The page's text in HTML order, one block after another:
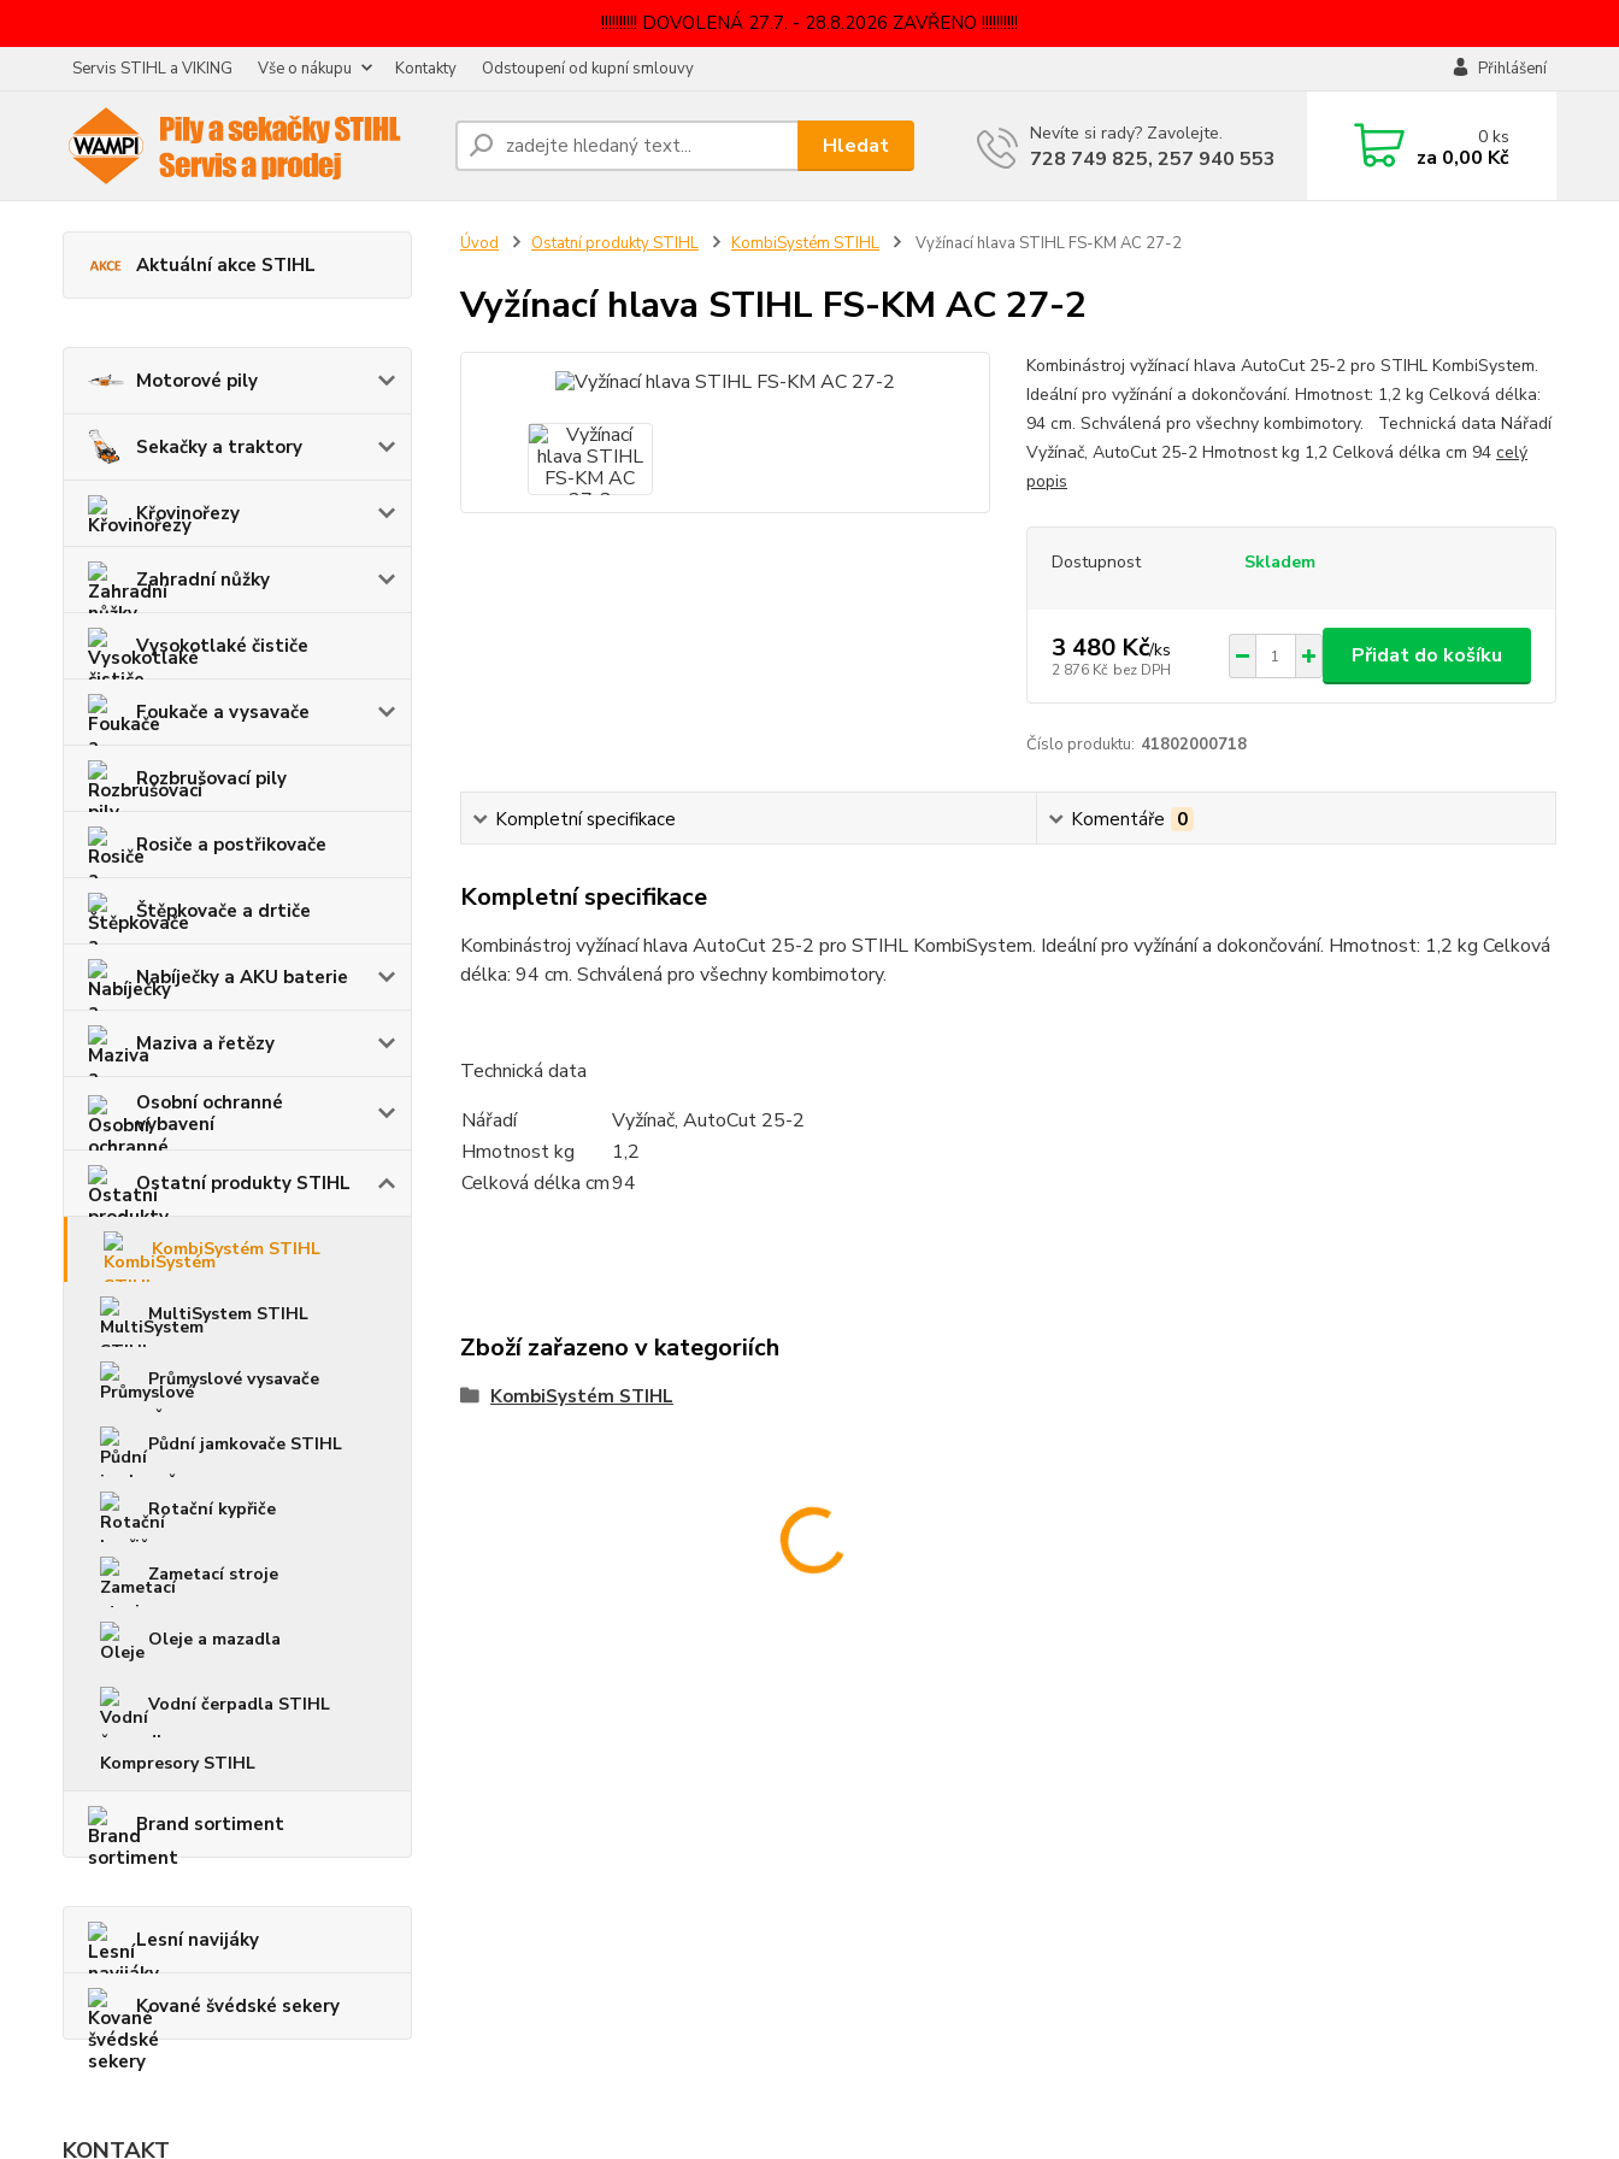
!!!!!!!!!! DOVOLENÁ 27.7. - 28.8.2026 ZAVŘENO !!!!!!!!!!
Servis STIHL a VIKING Vše o nákupu Kontakty Odstoupení od kupní smlouvy Přihlášení
Hledat Nevíte si rady? Zavolejte.
728 749 825, 257 940 553
0ks
za 0,00 Kč
Aktuální akce STIHL
Motorové pily
Sekačky a traktory
Křovinořezy
Zahradní nůžky
Vysokotlaké čističe
Foukače a vysavače
Rozbrušovací pily
Rosiče a postřikovače
Štěpkovače a drtiče
Nabíječky a AKU baterie
Maziva a řetězy
Osobní ochranné
vybavení
Ostatní produkty STIHL
KombiSystém STIHL
MultiSystem STIHL
Průmyslové vysavače
Půdní jamkovače STIHL
Rotační kypřiče
Zametací stroje
Oleje a mazadla
Vodní čerpadla STIHL
Kompresory STIHL
Brand sortiment
Lesní navijáky
Kované švédské sekery
KONTAKT
Úvod Ostatní produkty STIHL KombiSystém STIHL Vyžínací hlava STIHL FS-KM AC 27-2
Vyžínací hlava STIHL FS-KM AC 27-2
Kombinástroj vyžínací hlava AutoCut 25-2 pro STIHL KombiSystem.
Ideální pro vyžínání a dokončování. Hmotnost: 1,2 kg Celková délka:
94 cm. Schválená pro všechny kombimotory. Technická data Nářadí
Vyžínač, AutoCut 25-2 Hmotnost kg 1,2 Celková délka cm 94 celý
popis
Dostupnost Skladem
3 480 Kč/ks
2 876 Kč bez DPH
Přidat do košíku
Číslo produktu: 41802000718
Kompletní specifikace Komentáře 0
Kompletní specifikace
Kombinástroj vyžínací hlava AutoCut 25-2 pro STIHL KombiSystem. Ideální pro vyžínání a dokončování. Hmotnost: 1,2 kg Celková
délka: 94 cm. Schválená pro všechny kombimotory.
Technická data
Nářadí
Vyžínač, AutoCut 25-2
Hmotnost kg
1,2
Celková délka cm94
Zboží zařazeno v kategoriích
KombiSystém STIHL